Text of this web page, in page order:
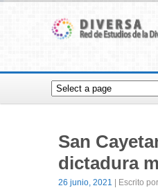
San
dictadura
26 junio, 2021 | Escrito por